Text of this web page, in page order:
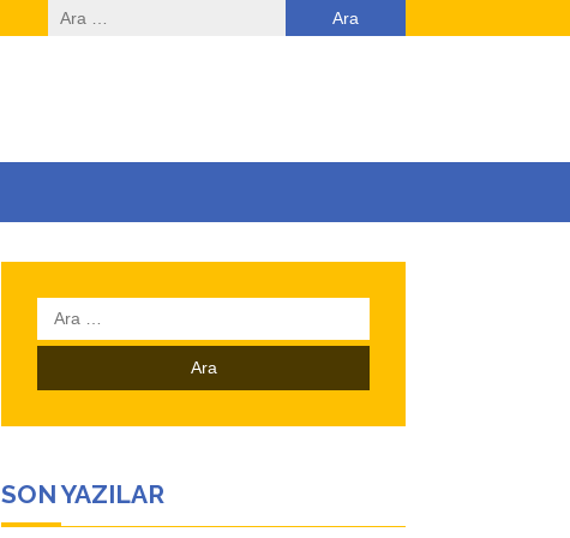
Arama:
Arama:
SON YAZILAR